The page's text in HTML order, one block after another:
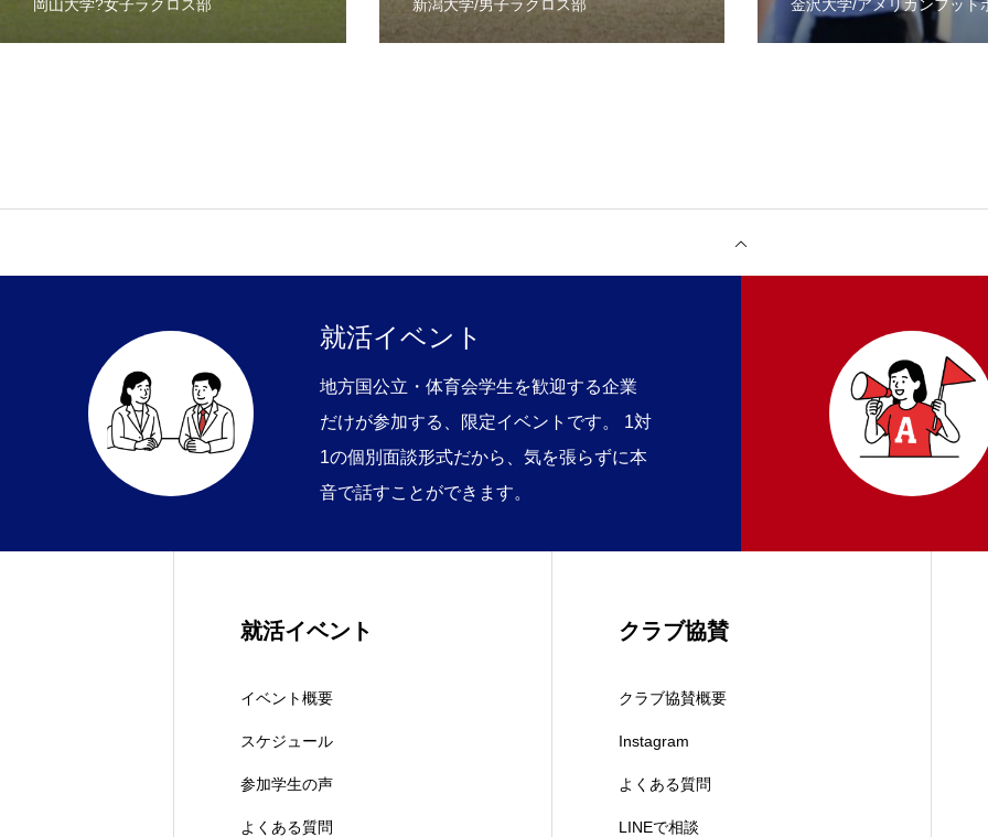
岡山大学?女子ラクロス部 新潟大学/男子ラクロス部 金沢大学/アメリカンフット
就活イベント
地方国公立・体育会学生を歓迎する企業
だけが参加する、限定イベントです。 1対
1の個別面談形式だから、気を張らずに本
音で話すことができます。
就活イベント
イベント概要
スケジュール
参加学生の声
よくある質問
クラブ協賛
クラブ協賛概要
Instagram
よくある質問
LINEで相談